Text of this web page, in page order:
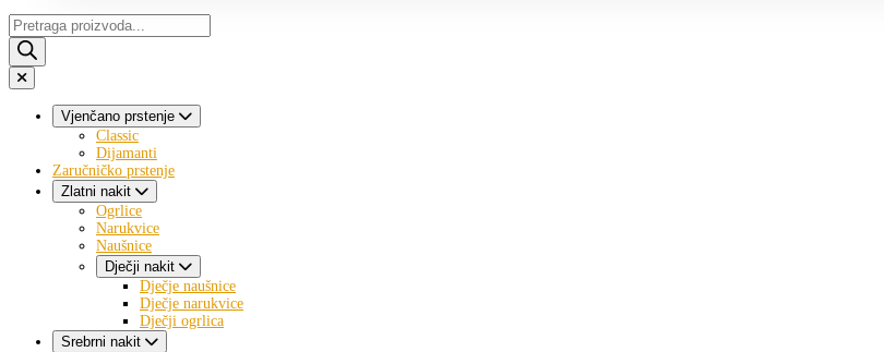
Products
search
Vjenčano prstenje
Classic
Dijamanti
Zaručničko prstenje
Zlatni nakit
Ogrlice
Narukvice
Naušnice
Dječji nakit
Dječje naušnice
Dječje narukvice
Dječji ogrlica
Srebrni nakit